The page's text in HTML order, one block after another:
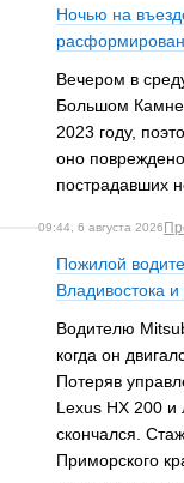
Ночью на
Вечером в
Большом
2023 году,
оно
пострадавших
09:44, 6 августа 2026
Пожилой
Владивостока
Водителю
когда он
Потеряв
Lexus HX 200
скончался.
Приморского